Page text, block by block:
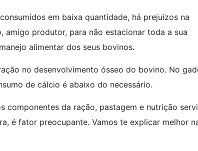
em baixa quantidade, há prejuízos na
amigo produtor, para não estacionar toda a sua
alimentar dos seus bovinos.
no desenvolvimento ósseo do bovino. No
de cálcio é abaixo do necessário.
componentes da ração, pastagem e nutrição
é fator preocupante. Vamos te explicar melhor